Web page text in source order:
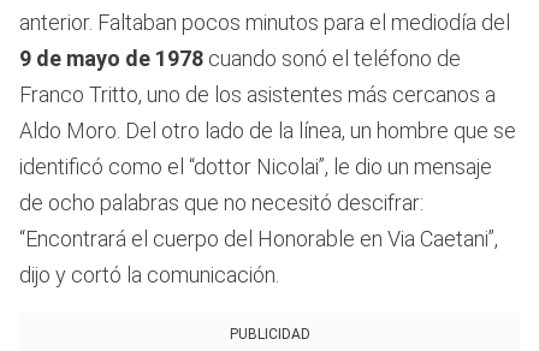
anterior. Faltaban pocos minutos para el mediodía del
9 de mayo de 1978 cuando sonó el teléfono de
Franco Tritto, uno de los asistentes más cercanos a
Aldo Moro. Del otro lado de la línea, un hombre que se
identificó como el “dottor Nicolai”, le dio un mensaje
de ocho palabras que no necesitó descifrar:
“Encontrará el cuerpo del Honorable en Via Caetani”,
dijo y cortó la comunicación.
PUBLICIDAD